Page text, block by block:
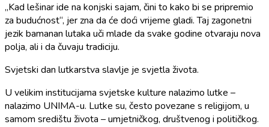
„Kad lešinar ide na konjski sajam, čini to kako bi se pripremio
za budućnost“, jer zna da će doći vrijeme gladi. Taj zagonetni
jezik bamanan lutaka uči mlade da svake godine otvaraju nova
polja, ali i da čuvaju tradiciju.
Svjetski dan lutkarstva slavlje je svjetla života.
U velikim institucijama svjetske kulture nalazimo lutke –
nalazimo UNIMA-u. Lutke su, često povezane s religijom, u
samom središtu života – umjetničkog, društvenog i političkog.